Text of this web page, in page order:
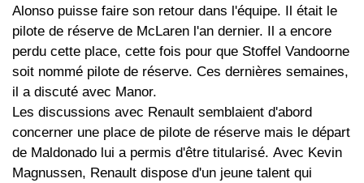
Alonso puisse faire son retour dans l'équipe. Il était le
pilote de réserve de McLaren l'an dernier. Il a encore
perdu cette place, cette fois pour que Stoffel Vandoorne
soit nommé pilote de réserve. Ces dernières semaines,
il a discuté avec Manor.
Les discussions avec Renault semblaient d'abord
concerner une place de pilote de réserve mais le départ
de Maldonado lui a permis d'être titularisé. Avec Kevin
Magnussen, Renault dispose d'un jeune talent qui